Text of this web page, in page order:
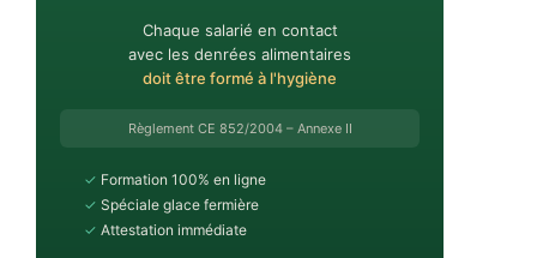
Chaque salarié en contact
avec les denrées alimentaires
doit être formé à l'hygiène
Règlement CE 852/2004 – Annexe II
✓ Formation 100% en ligne
✓ Spéciale glace fermière
✓ Attestation immédiate